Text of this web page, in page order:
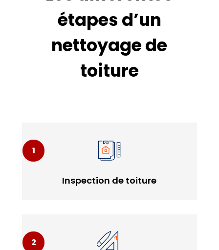
étapes d’un
nettoyage de
toiture
Inspection de toiture
On inspecte votre toiture avant nettoyage